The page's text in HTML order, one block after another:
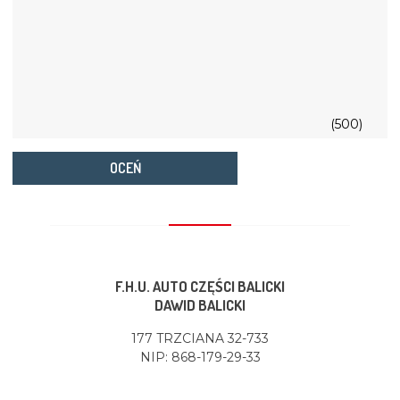
(500)
OCEŃ
F.H.U. AUTO CZĘŚCI BALICKI
DAWID BALICKI
177 TRZCIANA 32-733
NIP: 868-179-29-33